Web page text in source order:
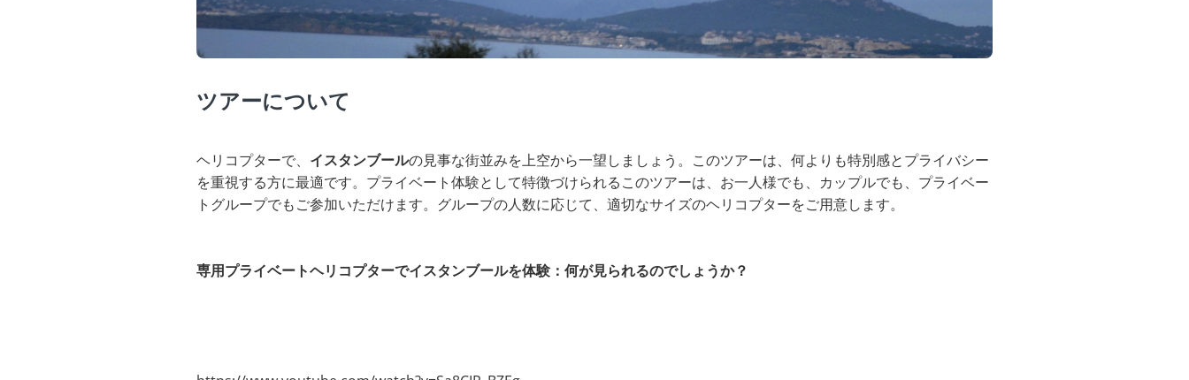
ツアーについて
ヘリコプターで、 イスタンブールの見事な街並みを上空から一望しましょう。このツアーは、何よりも特別感とプライバシー
を重視する方に最適です。プライベート体験として特徴づけられるこのツアーは、お一人様でも、カップルでも、プライベー
トグループでもご参加いただけます。グループの人数に応じて、適切なサイズのヘリコプターをご用意します。
専用プライベートヘリコプターでイスタンブールを体験：何が見られるのでしょうか？